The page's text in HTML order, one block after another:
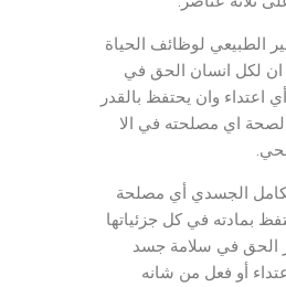
الطبيعي لوظائف الحياة
لكل انسان الحق في
اعتداء وان يحتفظ بالقدر
اي مصلحته في الا
الجسدي أي مصلحة
بمادته في كل جزئياتها
الحق في سلامة جسد
أو فعل من شانه